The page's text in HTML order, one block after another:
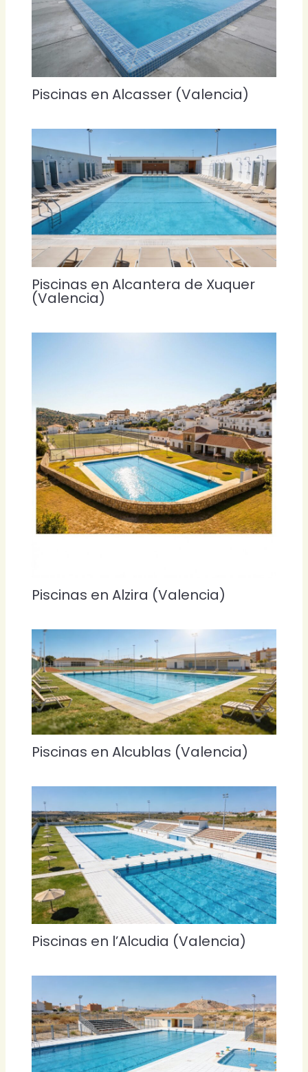
Piscinas en Alcasser (Valencia)
Piscinas en Alcantera de Xuquer
(Valencia)
Piscinas en Alzira (Valencia)
Piscinas en Alcublas (Valencia)
Piscinas en l’Alcudia (Valencia)